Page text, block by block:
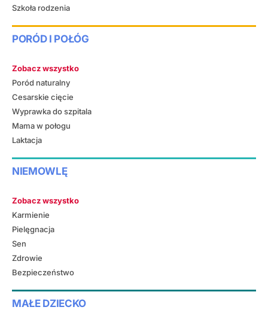
Szkoła rodzenia
PORÓD I POŁÓG
Zobacz wszystko
Poród naturalny
Cesarskie cięcie
Wyprawka do szpitala
Mama w połogu
Laktacja
NIEMOWLĘ
Zobacz wszystko
Karmienie
Pielęgnacja
Sen
Zdrowie
Bezpieczeństwo
MAŁE DZIECKO